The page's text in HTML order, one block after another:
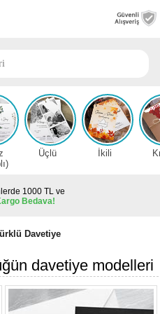
Üçlü İkili
1000 TL ve
Bedava!
Davetiye
davetiye modelleri